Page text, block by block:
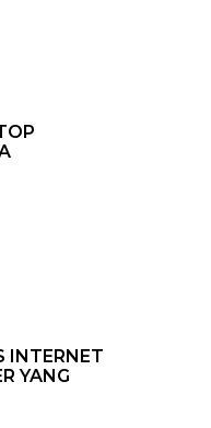
INTERNET
YANG